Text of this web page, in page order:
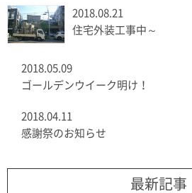
2018.08.21
住宅外装工事中～
2018.05.09
ゴールデンウイーク明け！
2018.04.11
感謝祭のお知らせ
最新記事